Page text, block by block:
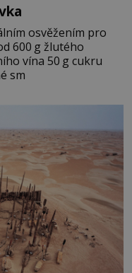
osvěžením pro
vína 50 g cukru
sm